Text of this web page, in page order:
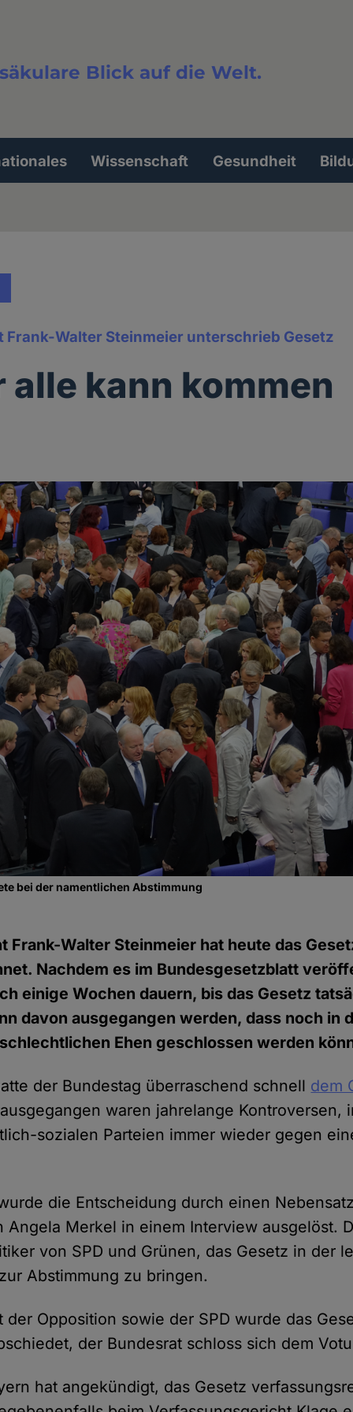
Blick auf die Welt.
Wissenschaft Gesundheit
Frank-Walter Steinmeier unterschrieb Gesetz
alle kann kommen
bei der namentlichen Abstimmung
Frank-Walter Steinmeier hat heute das
Nachdem es im Bundesgesetzblatt
einige Wochen dauern, bis das Gesetz
davon ausgegangen werden, dass noch in
Ehen geschlossen werden
der Bundestag überraschend schnell dem
waren jahrelange Kontroversen,
sozialen Parteien immer wieder gegen
die Entscheidung durch einen
Angela Merkel in einem Interview ausgelöst.
von SPD und Grünen, das Gesetz in der
Abstimmung zu bringen.
der Opposition sowie der SPD wurde das
der Bundesrat schloss sich dem
hat angekündigt, das Gesetz